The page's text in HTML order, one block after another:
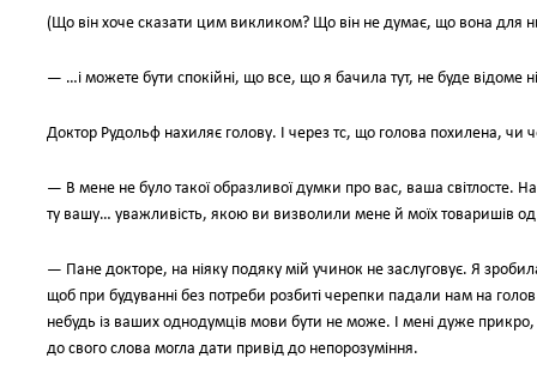
(Що він хоче сказати цим викликом? Що він не думає, що вона для
— …і можете бути спокійні, що все, що я бачила тут, не буде відоме
Доктор Рудольф нахиляє голову. І через тс, що голова похилена, чи
— В мене не було такої образливої думки про вас, ваша світлосте.
ту вашу… уважливість, якою ви визволили мене й моїх товаришів
— Пане докторе, на ніяку подяку мій учинок не заслуговує. Я
щоб при будуванні без потреби розбиті черепки падали нам на
небудь із ваших однодумців мови бути не може. І мені дуже
до свого слова могла дати привід до непорозуміння.